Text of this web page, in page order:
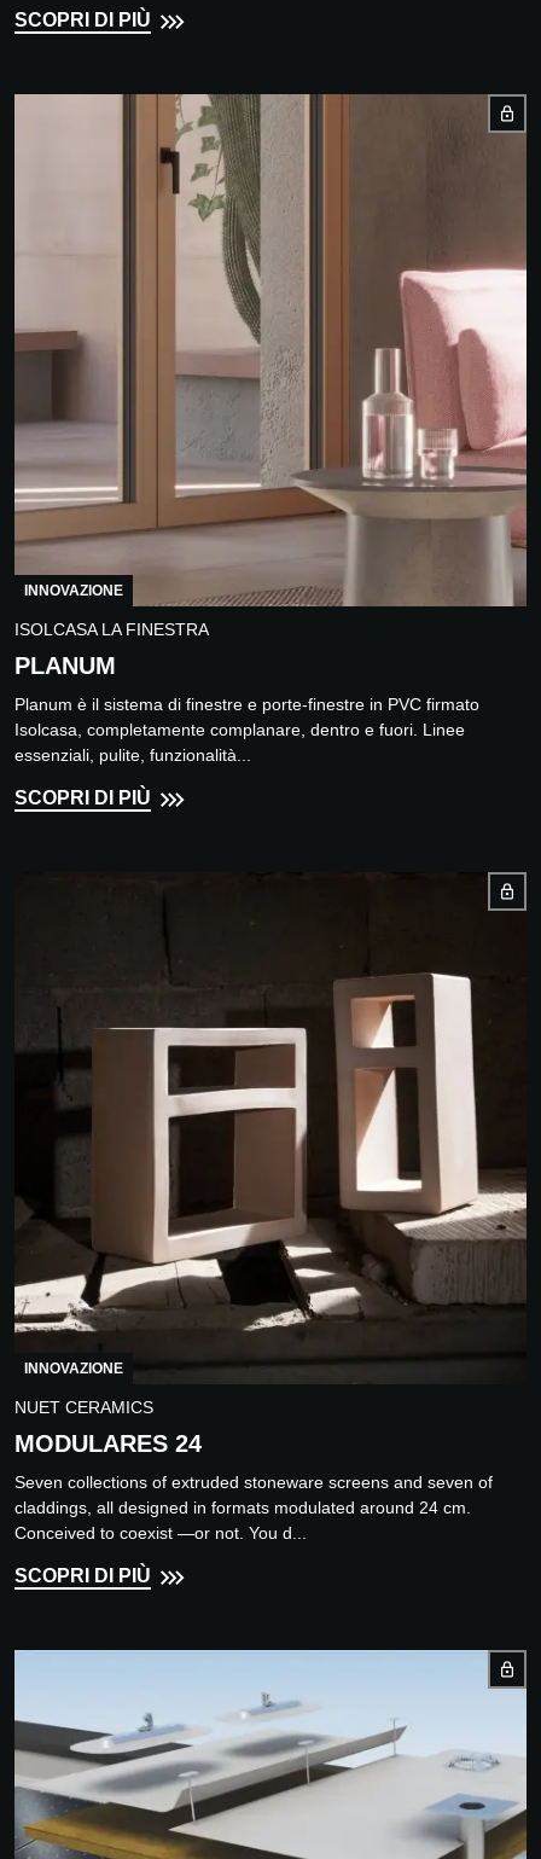
SCOPRI DI PIÙ
INNOVAZIONE
ISOLCASA LA FINESTRA
PLANUM
Planum è il sistema di finestre e porte-finestre in PVC firmato
Isolcasa, completamente complanare, dentro e fuori. Linee
essenziali, pulite, funzionalità...
SCOPRI DI PIÙ
INNOVAZIONE
NUET CERAMICS
MODULARES 24
Seven collections of extruded stoneware screens and seven of
claddings, all designed in formats modulated around 24 cm.
Conceived to coexist —or not. You d...
SCOPRI DI PIÙ